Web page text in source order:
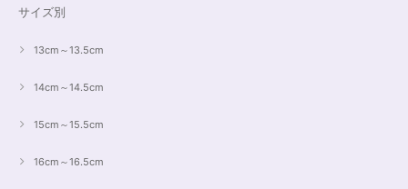
サイズ別
13cm～13.5cm
14cm～14.5cm
15cm～15.5cm
16cm～16.5cm